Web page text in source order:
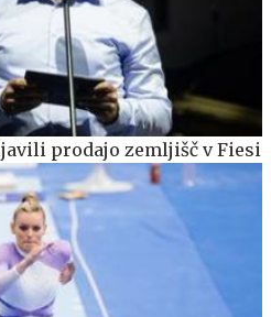
prodajo zemljišč v Fiesi